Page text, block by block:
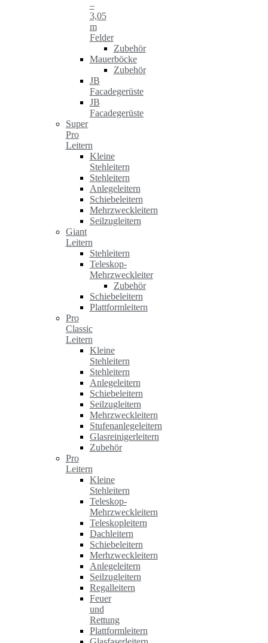
–
3,05
m
Felder
Zubehör
Mauerböcke
Zubehör
JB
Facadegerüste
JB
Facadegerüste
Super
Pro
Leitern
Kleine
Stehleitern
Stehleitern
Anlegeleitern
Schiebeleitern
Mehrzweckleitern
Seilzugleitern
Giant
Leitern
Stehleitern
Teleskop-
Mehrzweckleiter
Zubehör
Schiebeleitern
Plattformleitern
Pro
Classic
Leitern
Kleine
Stehleitern
Stehleitern
Anlegeleitern
Schiebeleitern
Seilzugleitern
Mehrzweckleitern
Stufenanlegeleitern
Glasreinigerleitern
Zubehör
Pro
Leitern
Kleine
Stehleitern
Teleskop-
Mehrzweckleitern
Teleskopleitern
Dachleitern
Schiebeleitern
Merhzweckleitern
Anlegeleitern
Seilzugleitern
Regalleitern
Feuer
und
Rettung
Plattformleitern